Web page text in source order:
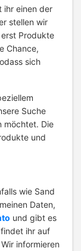
ihr einen der
stellen wir
Produkte
Chance,
sich
Suche
möchtet. Die
und
wie Sand
Daten,
und gibt es
ihr auf
informieren